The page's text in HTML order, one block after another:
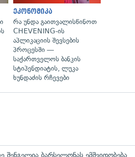
ეკონომიკა
რა უნდა გაითვალისწინოთ
CHEVENING-ის
აპლიკაციის შევსების
პროცესში —
საქართველოს ბანკის
სტიპენდიატის, ლუკა
ხუნდაძის რჩევები
შენგელია ბარსელონას ემშვიდობება